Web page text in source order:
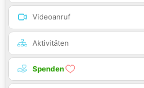
Videoanruf
Aktivitäten
Spenden